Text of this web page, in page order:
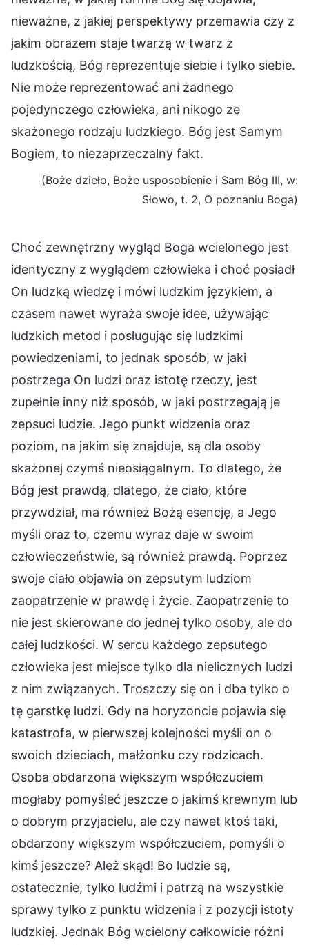
nieważne, z jakiej perspektywy przemawia czy z
jakim obrazem staje twarzą w twarz z
ludzkością, Bóg reprezentuje siebie i tylko siebie.
Nie może reprezentować ani żadnego
pojedynczego człowieka, ani nikogo ze
skażonego rodzaju ludzkiego. Bóg jest Samym
Bogiem, to niezaprzeczalny fakt.
(Boże dzieło, Boże usposobienie i Sam Bóg III, w:
Słowo, t. 2, O poznaniu Boga)
Choć zewnętrzny wygląd Boga wcielonego jest
identyczny z wyglądem człowieka i choć posiadł
On ludzką wiedzę i mówi ludzkim językiem, a
czasem nawet wyraża swoje idee, używając
ludzkich metod i posługując się ludzkimi
powiedzeniami, to jednak sposób, w jaki
postrzega On ludzi oraz istotę rzeczy, jest
zupełnie inny niż sposób, w jaki postrzegają je
zepsuci ludzie. Jego punkt widzenia oraz
poziom, na jakim się znajduje, są dla osoby
skażonej czymś nieosiągalnym. To dlatego, że
Bóg jest prawdą, dlatego, że ciało, które
przywdział, ma również Bożą esencję, a Jego
myśli oraz to, czemu wyraz daje w swoim
człowieczeństwie, są również prawdą. Poprzez
swoje ciało objawia on zepsutym ludziom
zaopatrzenie w prawdę i życie. Zaopatrzenie to
nie jest skierowane do jednej tylko osoby, ale do
całej ludzkości. W sercu każdego zepsutego
człowieka jest miejsce tylko dla nielicznych ludzi
z nim związanych. Troszczy się on i dba tylko o
tę garstkę ludzi. Gdy na horyzoncie pojawia się
katastrofa, w pierwszej kolejności myśli on o
swoich dzieciach, małżonku czy rodzicach.
Osoba obdarzona większym współczuciem
mogłaby pomyśleć jeszcze o jakimś krewnym lub
o dobrym przyjacielu, ale czy nawet ktoś taki,
obdarzony większym współczuciem, pomyśli o
kimś jeszcze? Ależ skąd! Bo ludzie są,
ostatecznie, tylko ludźmi i patrzą na wszystkie
sprawy tylko z punktu widzenia i z pozycji istoty
ludzkiej. Jednak Bóg wcielony całkowicie różni